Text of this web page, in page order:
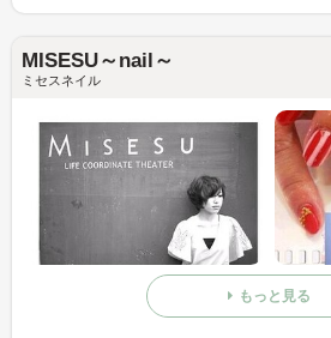
MISESU～nail～
ミセスネイル
もっと見る